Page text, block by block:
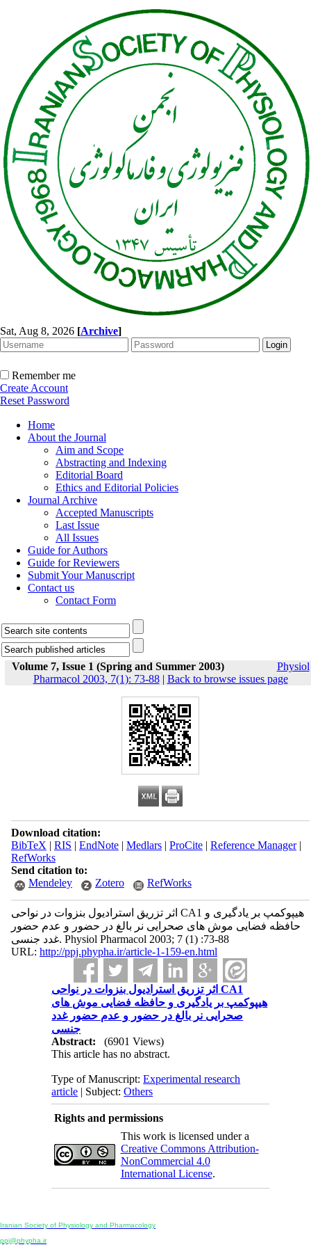
Sat, Aug 8, 2026 [Archive]
Remember me
Create Account
Reset Password
Home
About the Journal
Aim and Scope
Abstracting and Indexing
Editorial Board
Ethics and Editorial Policies
Journal Archive
Accepted Manuscripts
Last Issue
All Issues
Guide for Authors
Guide for Reviewers
Submit Your Manuscript
Contact us
Contact Form
Volume 7, Issue 1 (Spring and Summer 2003)
Physiol
Pharmacol 2003, 7(1): 73-88| Back to browse issues page
Download citation:
BibTeX | RIS | EndNote| Medlars| ProCite| Reference Manager|
RefWorks
Send citation to:
Mendeley
Zotero RefWorks
اثر تزریق استرادیول بنزوات در نواحی CA1 هیپوکمپ بر یادگیری و
حافظه فضایی موش های صحرایی نر بالغ در حضور و عدم حضور
غدد جنسی. Physiol Pharmacol 2003; 7 (1) :73-88
URL: http://ppj.phypha.ir/article-1-159-en.html
اثر تزریق استرادیول بنزوات در نواحی CA1
هیپوکمپ بر یادگیری و حافظه فضایی موش های
صحرایی نر بالغ در حضور و عدم حضور غدد
جنسی
Abstract:
(6901 Views)
This article has no abstract.
Type of Manuscript:Experimental research
article | Subject:Others
Rights and permissions
This work is licensed under a
Creative Commons Attribution-
NonCommercial 4.0
International License.
Iranian Society of Physiology and Pharmacology
ppj@phypha.ir